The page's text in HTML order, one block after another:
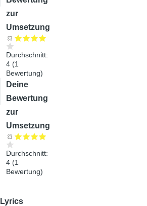
zur
Umsetzung
Durchschnitt:
4 (1
Bewertung)
Audiodatei
Deine
Bewertung
zur
Umsetzung
Durchschnitt:
4 (1
Bewertung)
Lyrics